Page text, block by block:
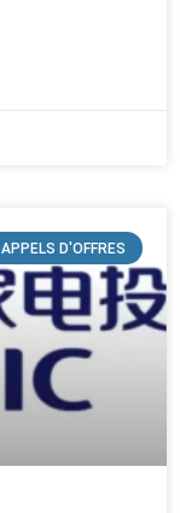
APPELS D'OFFRES